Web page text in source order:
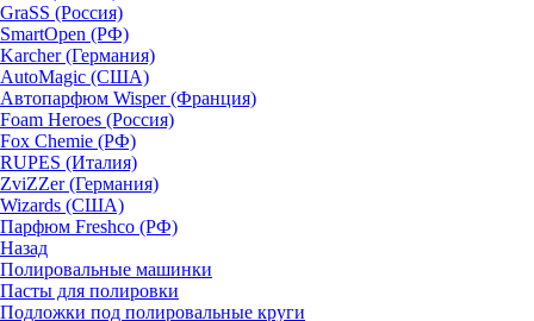
GraSS (Россия)
SmartOpen (РФ)
Karcher (Германия)
AutoMagic (США)
Автопарфюм Wisper (Франция)
Foam Heroes (Россия)
Fox Chemie (РФ)
RUPES (Италия)
ZviZZer (Германия)
Wizards (США)
Парфюм Freshco (РФ)
Назад
Полировальные машинки
Пасты для полировки
Подложки под полировальные круги